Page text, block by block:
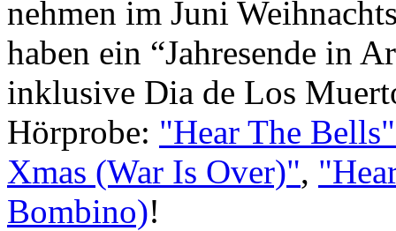
nehmen im Juni
haben ein “Jahresende in
inklusive Dia de Los
Hörprobe: "Hear The
Xmas (War Is Over)",
Bombino)!